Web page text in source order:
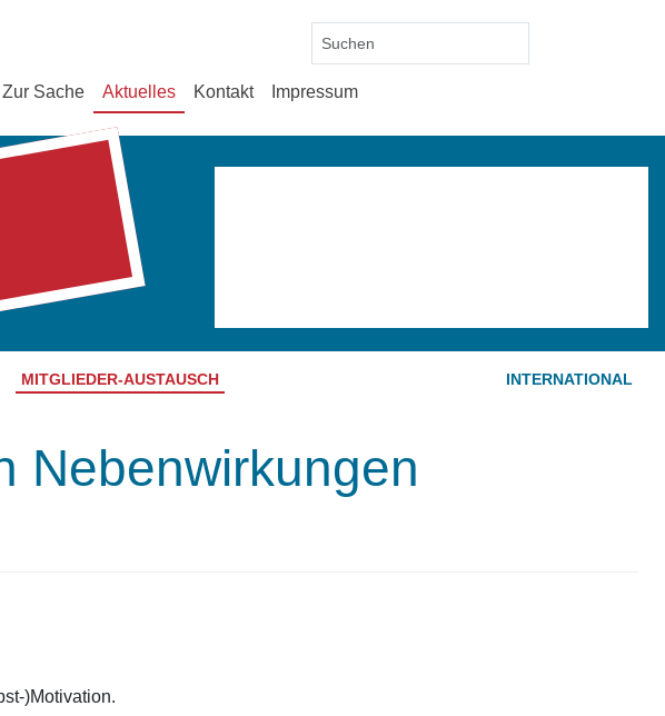
Zur Sache Aktuelles Kontakt Impressum
MITGLIEDER-AUSTAUSCH INTERNATIONAL
Nebenwirkungen
)Motivation.